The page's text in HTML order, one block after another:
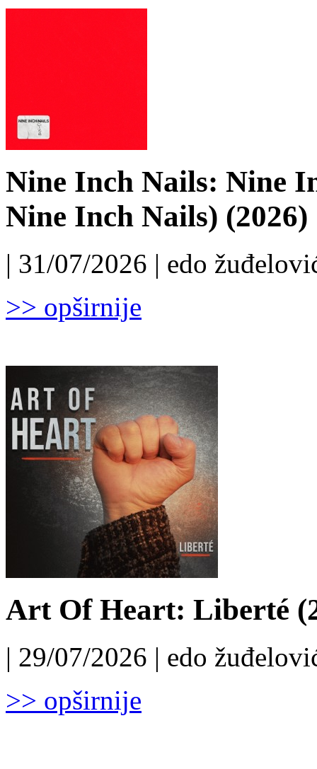
Nine Inch Nails: Nine
Nine Inch Nails) (2026)
| 31/07/2026 | edo
>> opširnije
Art Of Heart: Liberté
| 29/07/2026 | edo
>> opširnije